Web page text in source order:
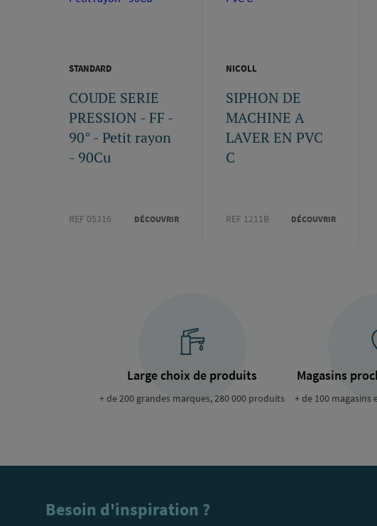
STANDARD
COUDE SERIE
PRESSION - FF -
90° - Petit rayon
- 90Cu
REF 05316 DÉCOUVRIR
NICOLL
SIPHON DE
MACHINE A
LAVER EN PVC
C
REF 1211B DÉCOUVRIR
Large choix de produits
+ de 200 grandes marques, 280 000 produits
Magasins
+ de 100 magasins
Besoin d'inspiration ?